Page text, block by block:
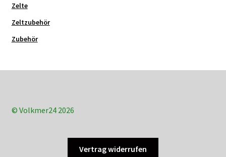
Zelte
Zeltzubehör
Zubehör
© Volkmer24 2026
Vertrag widerrufen